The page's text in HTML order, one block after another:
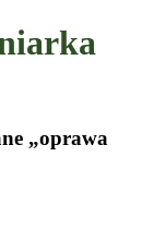
„oprawa